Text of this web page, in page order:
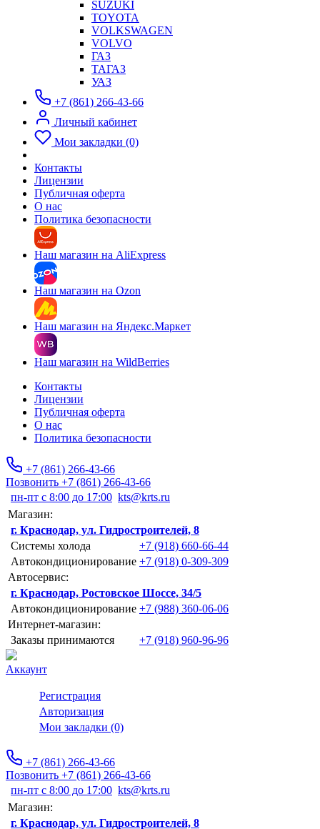
SUZUKI
TOYOTA
VOLKSWAGEN
VOLVO
ГАЗ
ТАГАЗ
УАЗ
+7 (861) 266-43-66
Личный кабинет
Мои закладки (0)
Контакты
Лицензии
Публичная оферта
О нас
Политика безопасности
Наш магазин на AliExpress
Наш магазин на Ozon
Наш магазин на Яндекс.Маркет
Наш магазин на WildBerries
Контакты
Лицензии
Публичная оферта
О нас
Политика безопасности
+7 (861) 266-43-66
Позвонить +7 (861) 266-43-66
пн-пт с 8:00 до 17:00 kts@krts.ru
Магазин:
г. Краснодар, ул. Гидростроителей, 8
Системы холода
+7 (918) 660-66-44
Автокондиционирование +7 (918) 0-309-309
Автосервис:
г. Краснодар, Ростовское Шоссе, 34/5
Автокондиционирование +7 (988) 360-06-06
Интернет-магазин:
Заказы принимаются
+7 (918) 960-96-96
Аккаунт
Регистрация
Авторизация
Мои закладки (0)
+7 (861) 266-43-66
Позвонить +7 (861) 266-43-66
пн-пт с 8:00 до 17:00 kts@krts.ru
Магазин:
г. Краснодар, ул. Гидростроителей, 8